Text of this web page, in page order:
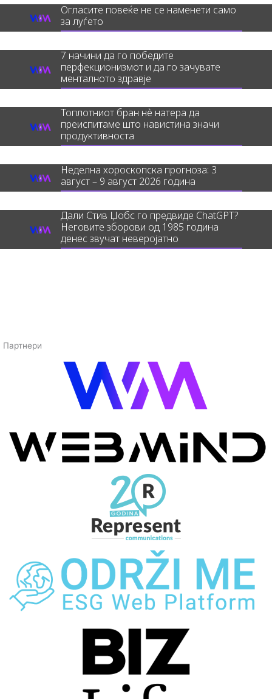
Огласите повеќе не се наменети само
за луѓето
7 начини да го победите
перфекционизмот и да го зачувате
менталното здравје
Топлотниот бран нè натера да
преиспитаме што навистина значи
продуктивноста
Неделна хороскопска прогноза: 3
август – 9 август 2026 година
Дали Стив Џобс го предвиде ChatGPT?
Неговите зборови од 1985 година
денес звучат неверојатно
Партнери